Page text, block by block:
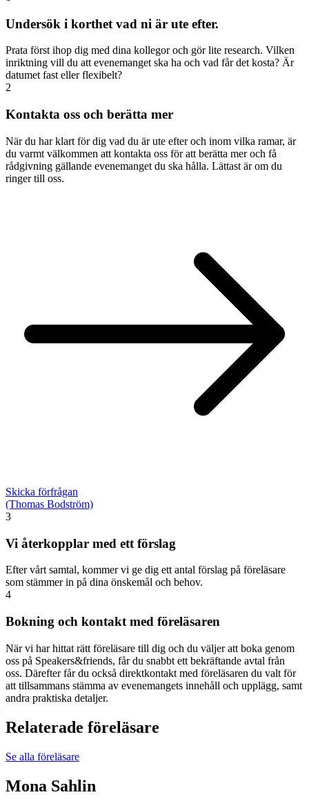
Undersök i korthet vad ni är ute efter.
Prata först ihop dig med dina kollegor och gör lite research. Vilken
inriktning vill du att evenemanget ska ha och vad får det kosta? Är
datumet fast eller flexibelt?
2
Kontakta oss och berätta mer
När du har klart för dig vad du är ute efter och inom vilka ramar, är
du varmt välkommen att kontakta oss för att berätta mer och få
rådgivning gällande evenemanget du ska hålla. Lättast är om du
ringer till oss.
Skicka förfrågan
(Thomas Bodström)
3
Vi återkopplar med ett förslag
Efter vårt samtal, kommer vi ge dig ett antal förslag på föreläsare
som stämmer in på dina önskemål och behov.
4
Bokning och kontakt med föreläsaren
När vi har hittat rätt föreläsare till dig och du väljer att boka genom
oss på Speakers&friends, får du snabbt ett bekräftande avtal från
oss. Därefter får du också direktkontakt med föreläsaren du valt för
att tillsammans stämma av evenemangets innehåll och upplägg, samt
andra praktiska detaljer.
Relaterade föreläsare
Se alla föreläsare
Mona Sahlin